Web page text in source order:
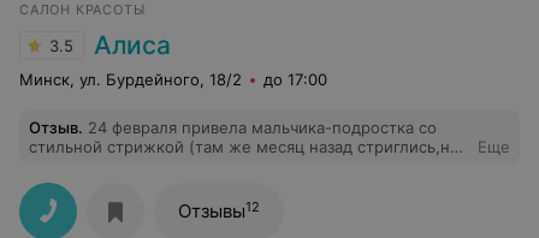
невозможно поддеть пинцетом. Вот сейчас прошел
месяц, надо идти на коррекцию снова, но эффект
держался намного дольше, чем от обычного
пинцетом, да и форма в целом лучше.
САЛОН КРАСОТЫ
3.5 Алиса
Минск, ул. Бурдейного, 18/2 до 17:00
Отзыв. 24 февраля привела мальчика-подростка со
стильной стрижкой (там же месяц назад стриглись,но
с мальчишкой с выбритой головой ,как курсант. хотя
просили о другом, обрезки волос не стряхнула, все
осталось на лице... не советую
Еще
Отзывы12